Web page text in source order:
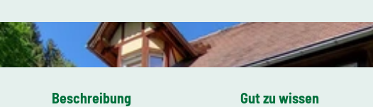
Beschreibung Gut zu wissen